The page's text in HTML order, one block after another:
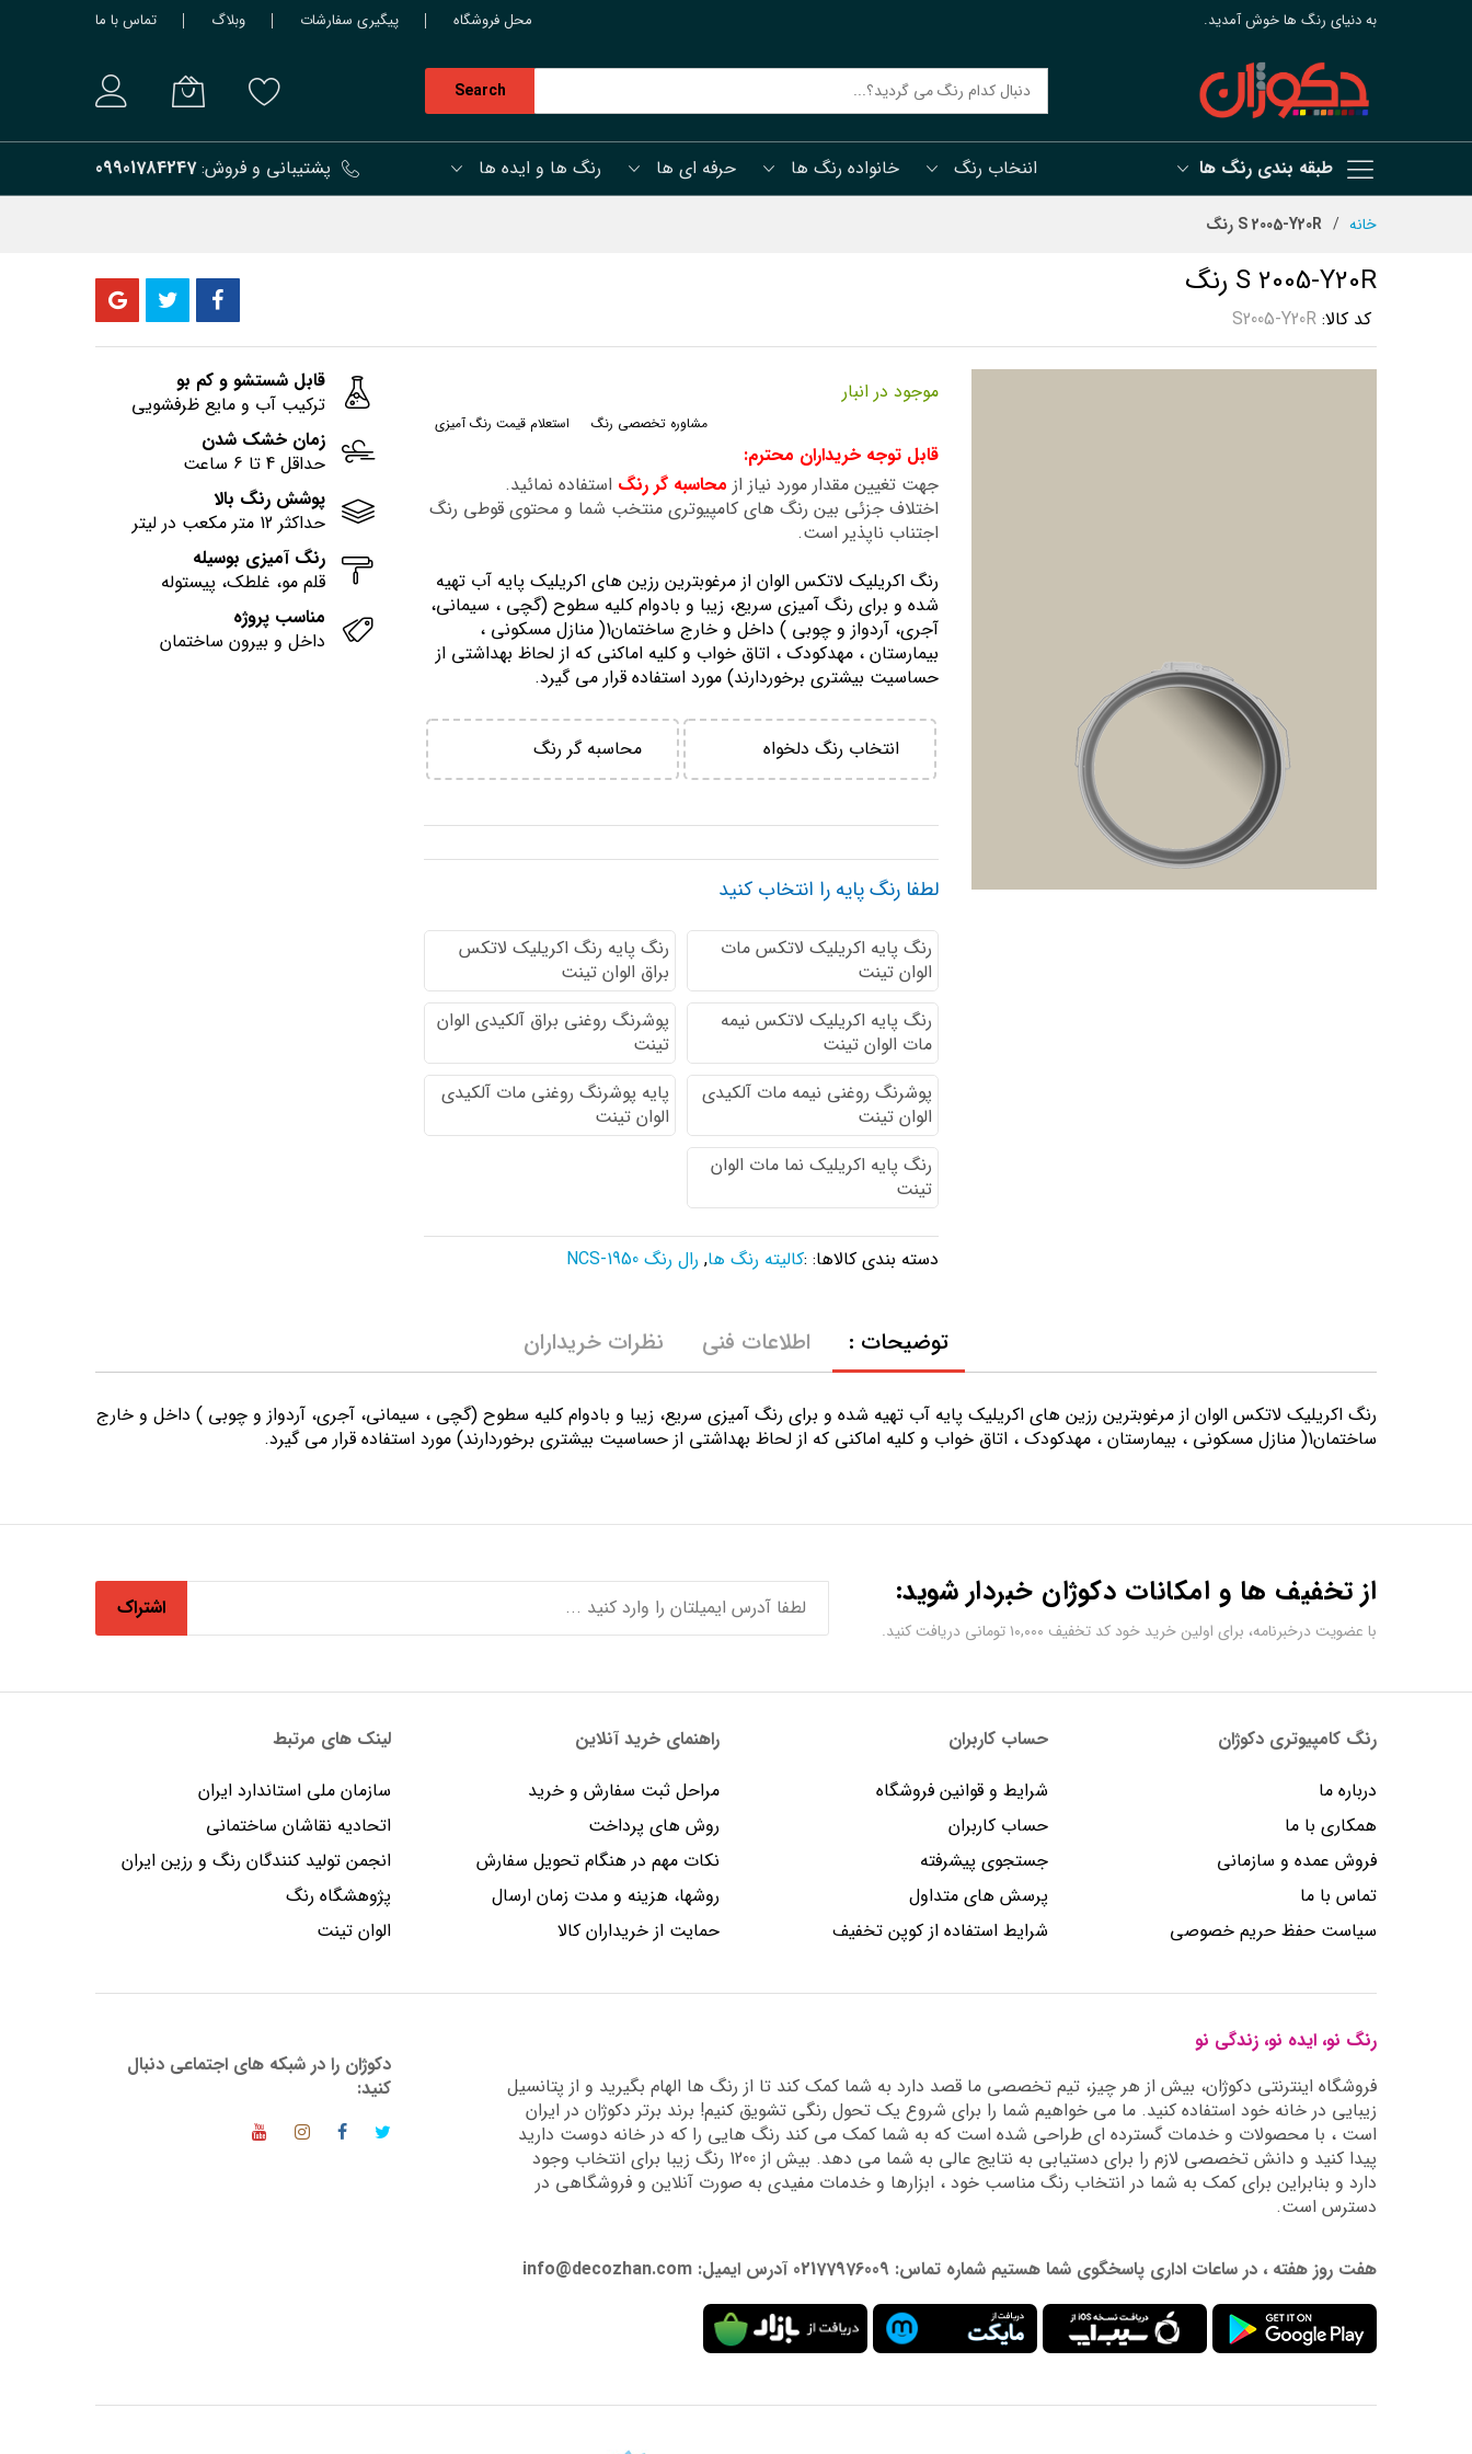
به دنیای رنگ ها خوش آمدید. محل فروشگاه پیگیری سفارشات وبلاگ تماس با ما
طبقه بندی رنگ ها
Search
اننخاب رنگ خانواده رنگ ها حرفه ای ها رنگ ها و ایده ها پشتیبانی و فروش:09901784247
خانه S 2005-Y20R رنگ
S 2005-Y20R رنگ
کد کالا S2005-Y20R
موجود در انبار
استعلام قیمت رنگ آمیزی مشاوره تخصصی رنگ
قابل توجه خریداران محترم:
جهت تغیین مقدار مورد نیاز از محاسبه گر رنگ استفاده نمائید.
اختلاف جزئی بین رنگ های کامپیوتری منتخب شما و محتوی قوطی رنگ
اجتناب ناپذیر است.
رنگ اكريليك لاتكس الوان از مرغوبترين رزين هاي اكريليك پايه آب تهيه
شده و برای رنگ آمیزی سریع، زیبا و بادوام کلیه سطوح (گچی ، سیمانی،
آجری، آردواز و چوبی ) داخل و خارج ساختمان1( منازل مسكوني ،
بيمارستان ، مهدكودك ، اتاق خواب و كليه اماكني كه از لحاظ بهداشتي از
حساسيت بيشتري برخوردارند) مورد استفاده قرار می گیرد.
انتخاب رنگ دلخواه محاسبه گر رنگ
لطفا رنگ پایه را انتخاب کنید
رنگ پایه اكريليك لاتكس مات
الوان تینت
رنگ پایه رنگ اكريليك لاتكس
براق الوان تینت
رنگ پایه اكريليك لاتكس نيمه
مات الوان تینت
پوشرنگ روغنی براق آلکیدی الوان
تینت
پوشرنگ روغنی نیمه مات آلکیدی
الوان تینت
پایه پوشرنگ روغنی مات آلکیدی
الوان تینت
رنگ پایه اکریلیک نما مات الوان
تینت
دسته بندی کالاها: :کالیته رنگ ها, رال رنگ NCS-1950
قابل شستشو و کم بو
ترکیب آب و مایع ظرفشویی
زمان خشک شدن
حداقل 4 تا 6 ساعت
پوشش رنگ بالا
حداکثر 12 متر مکعب در لیتر
رنگ آمیزی بوسیله
قلم مو، غلطک، پیستوله
مناسب پروژه
داخل و بیرون ساختمان
توضیحات :
رنگ اكريليك لاتكس الوان از مرغوبترين رزين هاي اكريليك پايه آب تهيه شده و برای رنگ آمیزی سریع، زیبا و بادوام کلیه سطوح (گچی ، سیمانی، آجری، آردواز و چوبی ) داخل و خارج
ساختمان1( منازل مسكوني ، بيمارستان ، مهدكودك ، اتاق خواب و كليه اماكني كه از لحاظ بهداشتي از حساسيت بيشتري برخوردارند) مورد استفاده قرار می گیرد.
اطلاعات فنی نظرات خریداران
از تخفیف ها و امکانات دکوژان خبردار شوید:
با عضویت درخبرنامه، برای اولین خرید خود کد تخفیف ۱۰,۰۰۰ تومانی دریافت کنید.
اشتراک
رنگ کامپیوتری دکوژان
درباره ما
همکاری با ما
فروش عمده و سازمانی
تماس با ما
سیاست حفظ حریم خصوصی
حساب کاربران
شرایط و قوانین فروشگاه
حساب کاربران
جستجوی پیشرفته
پرسش های متداول
شرایط استفاده از کوپن تخفیف
راهنمای خرید آنلاین
مراحل ثبت سفارش و خرید
روش های پرداخت
نکات مهم در هنگام تحویل سفارش
روشها، هزینه و مدت زمان ارسال
حمایت از خریداران کالا
لینک های مرتبط
سازمان ملی استاندارد ایران
اتحادیه نقاشان ساختمانی
انجمن توليد كنندگان رنگ و رزين ايران
پژوهشگاه رنگ
الوان تینت
رنگ نو، ایده نو، زندگی نو
فروشگاه اینترنتی دکوژان، بیش از هر چیز، تیم تخصصی ما قصد دارد به شما کمک کند تا از رنگ ها الهام بگیرید و از پتانسیل
زیبایی در خانه خود استفاده کنید. ما می خواهیم شما را برای شروع یک تحول رنگی تشویق کنیم! برند برتر دکوژان در ایران
است ، با محصولات و خدمات گسترده ای طراحی شده است که به شما کمک می کند رنگ هایی را که در خانه دوست دارید
پیدا کنید و دانش تخصصی لازم را برای دستیابی به نتایج عالی به شما می دهد. بیش از 1200 رنگ زیبا برای انتخاب وجود
دارد و بنابراین برای کمک به شما در انتخاب رنگ مناسب خود ، ابزارها و خدمات مفیدی به صورت آنلاین و فروشگاهی در
دسترس است.
هفت روز هفته ، در ساعات اداری پاسخگوی شما هستیم شماره تماس: 02177976009 آدرس ایمیل: info@decozhan.com
دکوژان را در شبکه های اجتماعی دنبال
کنید: